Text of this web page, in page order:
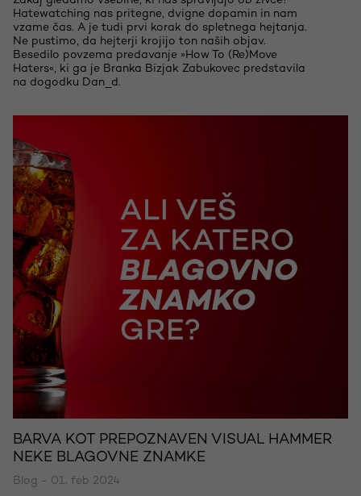
Hatewatching nas pritegne, dvigne dopamin in nam
vzame čas. A je tudi prvi korak do spletnega hejtanja.
Ne pustimo, da hejterji krojijo ton naših objav.
Besedilo povzema predavanje »How To (Re)Move
Haters«, ki ga je Branka Bizjak Zabukovec predstavila
na dogodku Dan_d.
BARVA KOT PREPOZNAVEN VISUAL HAMMER
NEKE BLAGOVNE ZNAMKE
Blog - 01. feb 2024